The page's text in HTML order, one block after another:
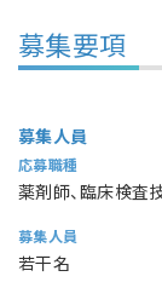
募集要項
募集人員
応募職種
薬剤師、臨床検査
募集人員
若干名